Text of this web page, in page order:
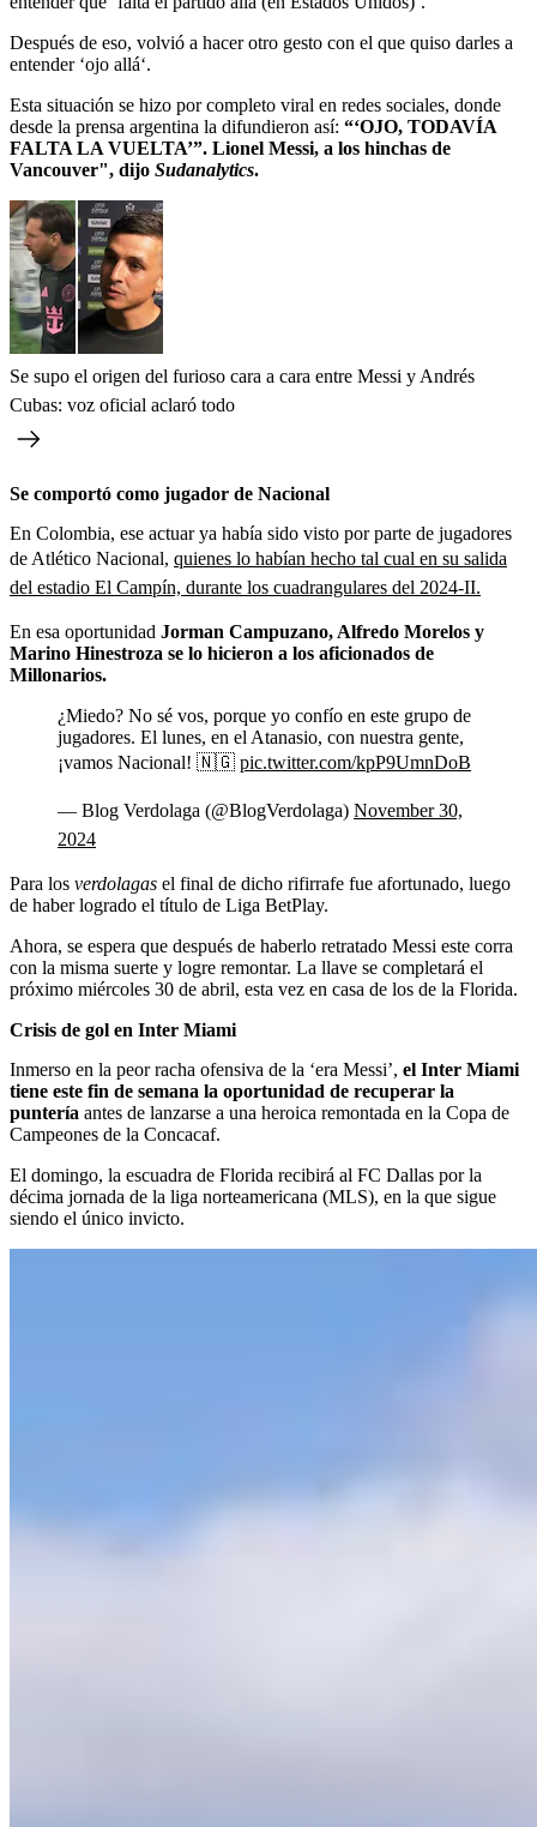
Después de eso, volvió a hacer otro gesto con el que quiso darles a
entender ‘ojo allá‘.
Esta situación se hizo por completo viral en redes sociales, donde
desde la prensa argentina la difundieron así: “‘OJO, TODAVÍA
FALTA LA VUELTA’”. Lionel Messi, a los hinchas de
Vancouver", dijo Sudanalytics.
Se supo el origen del furioso cara a cara entre Messi y Andrés
Cubas: voz oficial aclaró todo
Se comportó como jugador de Nacional
En Colombia, ese actuar ya había sido visto por parte de jugadores
de Atlético Nacional, quienes lo habían hecho tal cual en su salida
del estadio El Campín, durante los cuadrangulares del 2024-II.
En esa oportunidad Jorman Campuzano, Alfredo Morelos y
Marino Hinestroza se lo hicieron a los aficionados de
Millonarios.
¿Miedo? No sé vos, porque yo confío en este grupo de
jugadores. El lunes, en el Atanasio, con nuestra gente,
¡vamos Nacional! 🇳🇬 pic.twitter.com/kpP9UmnDoB
— Blog Verdolaga (@BlogVerdolaga) November 30,
2024
Para los verdolagas el final de dicho rifirrafe fue afortunado, luego
de haber logrado el título de Liga BetPlay.
Ahora, se espera que después de haberlo retratado Messi este corra
con la misma suerte y logre remontar. La llave se completará el
próximo miércoles 30 de abril, esta vez en casa de los de la Florida.
Crisis de gol en Inter Miami
Inmerso en la peor racha ofensiva de la ‘era Messi’, el Inter Miami
tiene este fin de semana la oportunidad de recuperar la
puntería antes de lanzarse a una heroica remontada en la Copa de
Campeones de la Concacaf.
El domingo, la escuadra de Florida recibirá al FC Dallas por la
décima jornada de la liga norteamericana (MLS), en la que sigue
siendo el único invicto.